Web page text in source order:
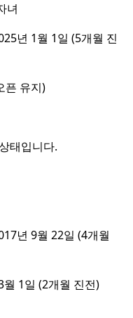
녀
년 1월 1일 (5개월 진
픈 유지)
태입니다.
년 9월 22일 (4개월
1일 (2개월 진전)